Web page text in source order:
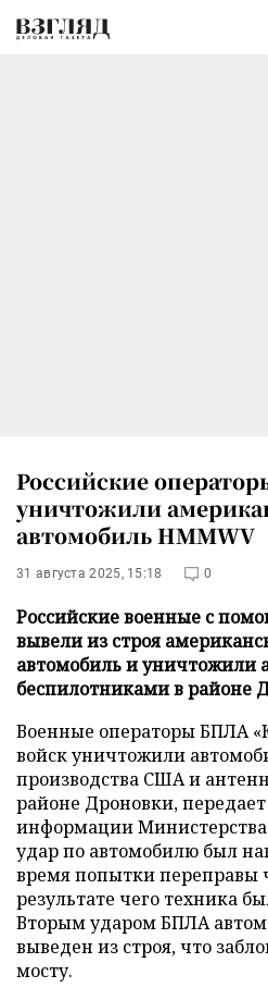
Российские
уничтожили
автомобиль HMMWV
31 августа 2025, 15:18 0
Российские военные с
вывели из строя
автомобиль и уничтожили
беспилотниками в районе
Военные операторы БПЛА
войск уничтожили
производства США и
районе Дроновки, передает
информации
удар по автомобилю был
время попытки переправы
результате чего техника
Вторым ударом БПЛА
выведен из строя, что
мосту.